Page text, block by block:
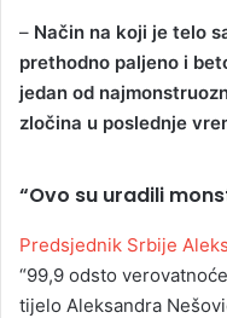
– Način na koji je telo
prethodno paljeno i
jedan od
zločina u poslednje
“Ovo su uradili
Predsjednik Srbije
“99,9 odsto
tijelo Aleksandra